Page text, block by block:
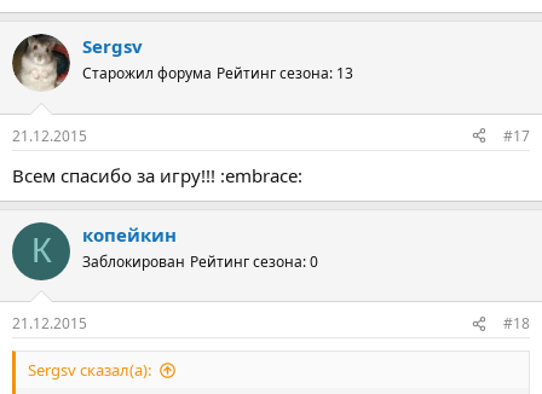
Sergsv
Старожил форума Рейтинг сезона: 13
21.12.2015 #17
Всем спасибо за игру!!! :embrace:
К копейкин
Заблокирован Рейтинг сезона: 0
21.12.2015 #18
Sergsv сказал(а):